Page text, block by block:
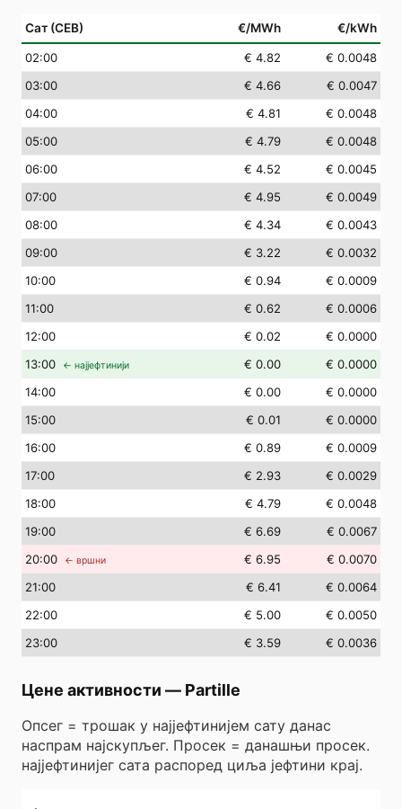
Сат (СЕВ) €/MWh €/kWh
02:00 € 4.82
€ 0.0048
03:00 € 4.66
€ 0.0047
04:00 € 4.81
€ 0.0048
05:00 € 4.79
€ 0.0048
06:00 € 4.52
€ 0.0045
07:00 € 4.95
€ 0.0049
08:00 € 4.34
€ 0.0043
09:00 € 3.22
€ 0.0032
10:00 € 0.94
€ 0.0009
11:00 € 0.62
€ 0.0006
12:00 € 0.02
€ 0.0000
13:00 ← најјефтинији € 0.00
€ 0.0000
14:00 € 0.00
€ 0.0000
15:00 € 0.01
€ 0.0000
16:00 € 0.89
€ 0.0009
17:00 € 2.93
€ 0.0029
18:00 € 4.79
€ 0.0048
19:00 € 6.69
€ 0.0067
20:00 ← вршни € 6.95
€ 0.0070
21:00 € 6.41
€ 0.0064
22:00 € 5.00
€ 0.0050
23:00 € 3.59 € 0.0036
Цене активности — Partille
Опсег = трошак у најјефтинијем сату данас
наспрам најскупљег. Просек = данашњи просек.
најјефтинијег сата распоред циља јефтини крај.